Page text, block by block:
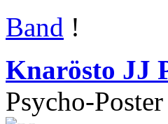
Band !
Knarösto JJ
Psycho-Poster